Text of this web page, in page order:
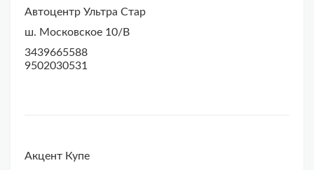
Автоцентр Ультра Стар
ш. Московское 10/В
3439665588
9502030531
Акцент Купе